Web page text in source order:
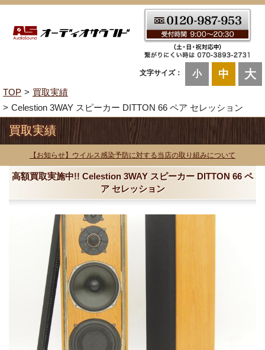
文字サイズ： 小 中 大
TOP
買取実績
Celestion 3WAY スピーカー DITTON 66 ペア セレッション
買取実績
【お知らせ】ウイルス感染予防に対する当店の取り組みについて
高額買取実施中!! Celestion 3WAY スピーカー DITTON 66 ペ
ア セレッション